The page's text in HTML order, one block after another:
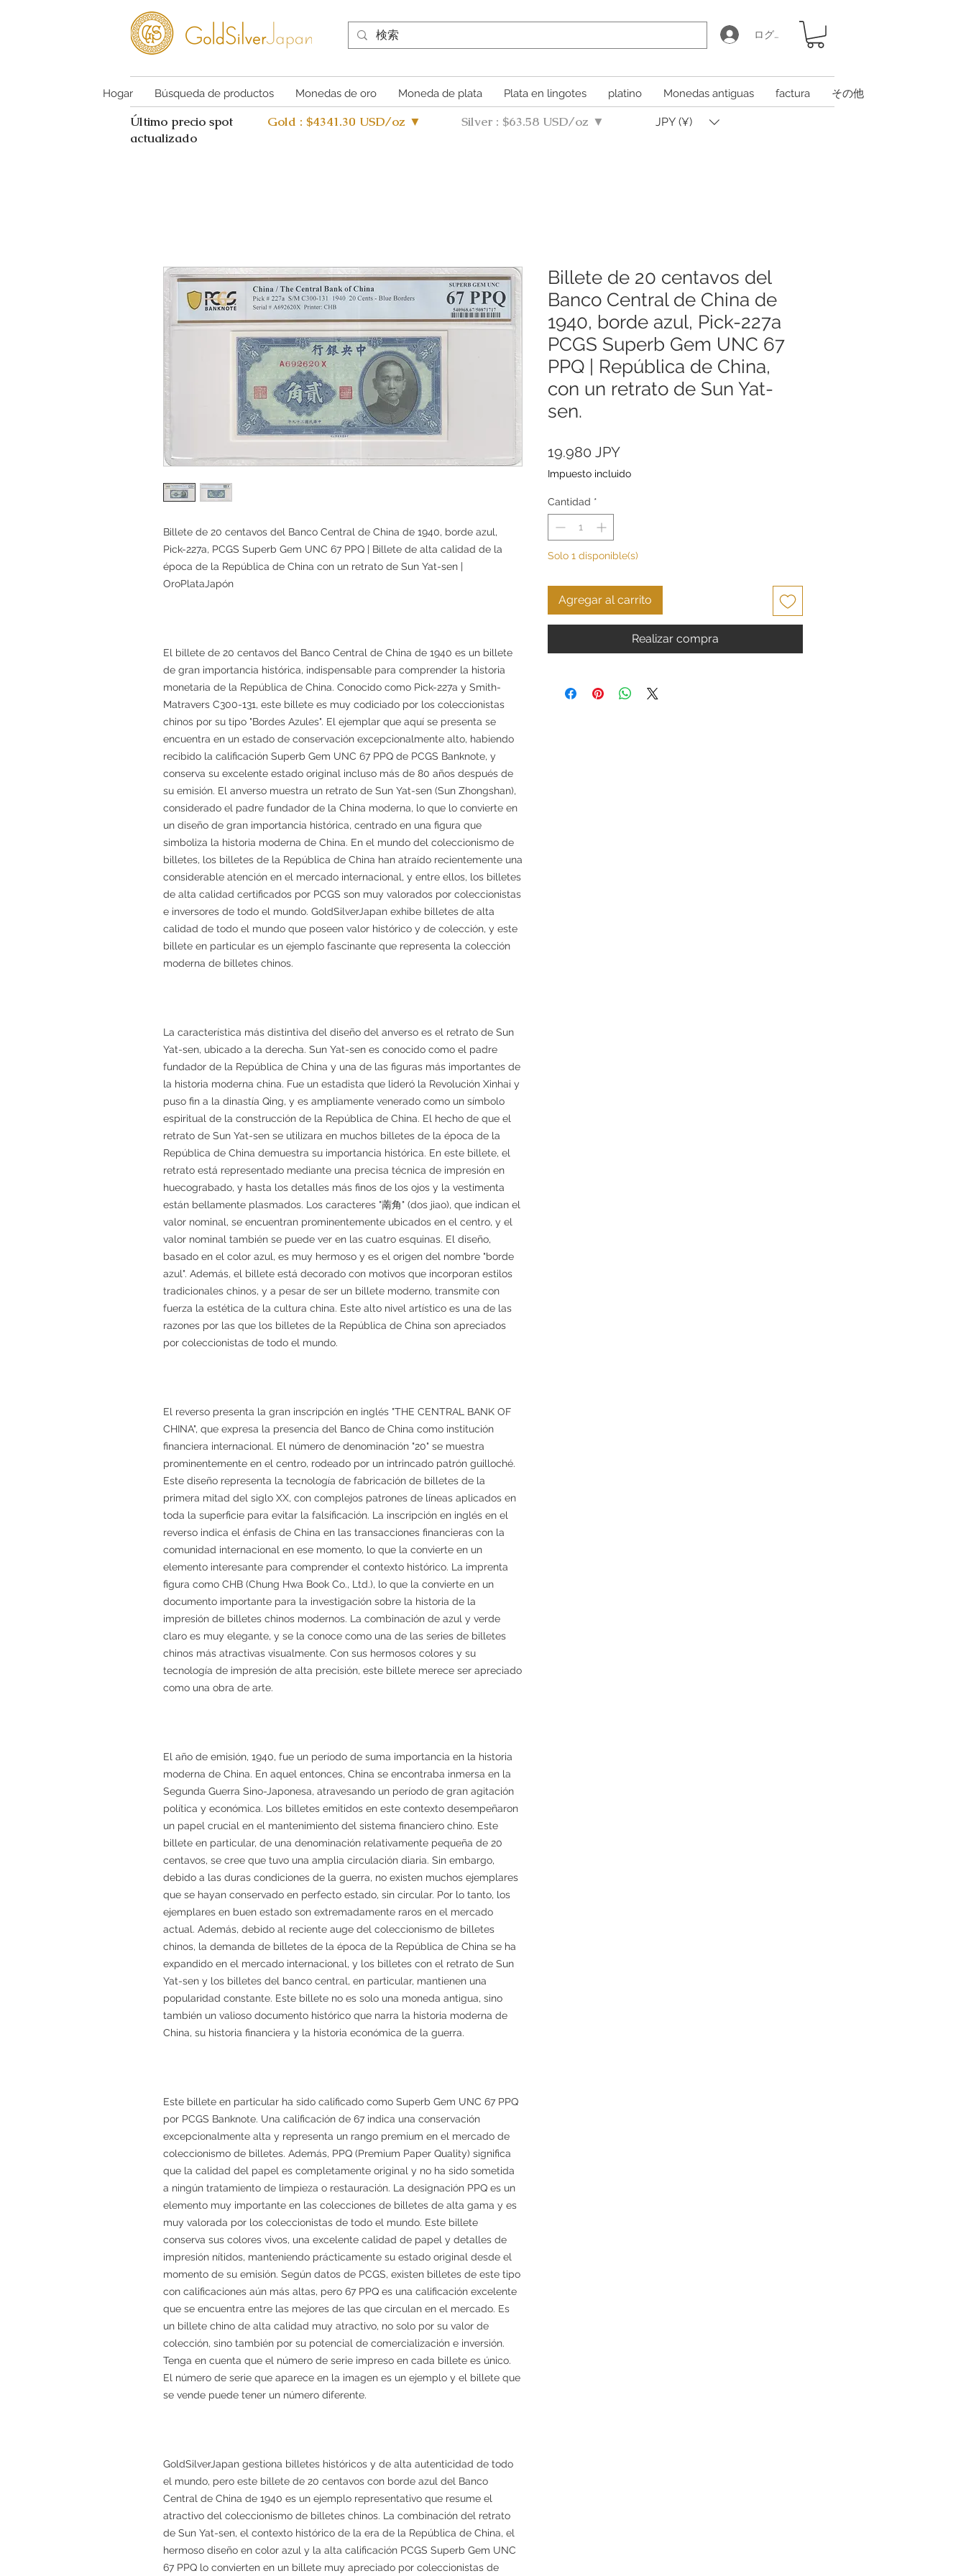
ログイン
Hogar Búsqueda de productos Monedas de oro Moneda de plata Plata en lingotes platino Monedas antiguas factura その他
Último precio spot
actualizado
Gold : $4341.30 USD/oz ▼ Silver : $63.58 USD/oz ▼ JPY (¥)
Billete de 20 centavos del Banco Central de China de 1940, borde azul,
Pick-227a, PCGS Superb Gem UNC 67 PPQ | Billete de alta calidad de la
época de la República de China con un retrato de Sun Yat-sen |
OroPlataJapón
El billete de 20 centavos del Banco Central de China de 1940 es un billete
de gran importancia histórica, indispensable para comprender la historia
monetaria de la República de China. Conocido como Pick-227a y Smith-
Matravers C300-131, este billete es muy codiciado por los coleccionistas
chinos por su tipo "Bordes Azules". El ejemplar que aquí se presenta se
encuentra en un estado de conservación excepcionalmente alto, habiendo
recibido la calificación Superb Gem UNC 67 PPQ de PCGS Banknote, y
conserva su excelente estado original incluso más de 80 años después de
su emisión. El anverso muestra un retrato de Sun Yat-sen (Sun Zhongshan),
considerado el padre fundador de la China moderna, lo que lo convierte en
un diseño de gran importancia histórica, centrado en una figura que
simboliza la historia moderna de China. En el mundo del coleccionismo de
billetes, los billetes de la República de China han atraído recientemente una
considerable atención en el mercado internacional, y entre ellos, los billetes
de alta calidad certificados por PCGS son muy valorados por coleccionistas
e inversores de todo el mundo. GoldSilverJapan exhibe billetes de alta
calidad de todo el mundo que poseen valor histórico y de colección, y este
billete en particular es un ejemplo fascinante que representa la colección
moderna de billetes chinos.
La característica más distintiva del diseño del anverso es el retrato de Sun
Yat-sen, ubicado a la derecha. Sun Yat-sen es conocido como el padre
fundador de la República de China y una de las figuras más importantes de
la historia moderna china. Fue un estadista que lideró la Revolución Xinhai y
puso fin a la dinastía Qing, y es ampliamente venerado como un símbolo
espiritual de la construcción de la República de China. El hecho de que el
retrato de Sun Yat-sen se utilizara en muchos billetes de la época de la
República de China demuestra su importancia histórica. En este billete, el
retrato está representado mediante una precisa técnica de impresión en
huecograbado, y hasta los detalles más finos de los ojos y la vestimenta
están bellamente plasmados. Los caracteres "萳角" (dos jiao), que indican el
valor nominal, se encuentran prominentemente ubicados en el centro, y el
valor nominal también se puede ver en las cuatro esquinas. El diseño,
basado en el color azul, es muy hermoso y es el origen del nombre "borde
azul". Además, el billete está decorado con motivos que incorporan estilos
tradicionales chinos, y a pesar de ser un billete moderno, transmite con
fuerza la estética de la cultura china. Este alto nivel artístico es una de las
razones por las que los billetes de la República de China son apreciados
por coleccionistas de todo el mundo.
El reverso presenta la gran inscripción en inglés "THE CENTRAL BANK OF
CHINA", que expresa la presencia del Banco de China como institución
financiera internacional. El número de denominación "20" se muestra
prominentemente en el centro, rodeado por un intrincado patrón guilloché.
Este diseño representa la tecnología de fabricación de billetes de la
primera mitad del siglo XX, con complejos patrones de líneas aplicados en
toda la superficie para evitar la falsificación. La inscripción en inglés en el
reverso indica el énfasis de China en las transacciones financieras con la
comunidad internacional en ese momento, lo que la convierte en un
elemento interesante para comprender el contexto histórico. La imprenta
figura como CHB (Chung Hwa Book Co., Ltd.), lo que la convierte en un
documento importante para la investigación sobre la historia de la
impresión de billetes chinos modernos. La combinación de azul y verde
claro es muy elegante, y se la conoce como una de las series de billetes
chinos más atractivas visualmente. Con sus hermosos colores y su
tecnología de impresión de alta precisión, este billete merece ser apreciado
como una obra de arte.
El año de emisión, 1940, fue un período de suma importancia en la historia
moderna de China. En aquel entonces, China se encontraba inmersa en la
Segunda Guerra Sino-Japonesa, atravesando un período de gran agitación
política y económica. Los billetes emitidos en este contexto desempeñaron
un papel crucial en el mantenimiento del sistema financiero chino. Este
billete en particular, de una denominación relativamente pequeña de 20
centavos, se cree que tuvo una amplia circulación diaria. Sin embargo,
debido a las duras condiciones de la guerra, no existen muchos ejemplares
que se hayan conservado en perfecto estado, sin circular. Por lo tanto, los
ejemplares en buen estado son extremadamente raros en el mercado
actual. Además, debido al reciente auge del coleccionismo de billetes
chinos, la demanda de billetes de la época de la República de China se ha
expandido en el mercado internacional, y los billetes con el retrato de Sun
Yat-sen y los billetes del banco central, en particular, mantienen una
popularidad constante. Este billete no es solo una moneda antigua, sino
también un valioso documento histórico que narra la historia moderna de
China, su historia financiera y la historia económica de la guerra.
Este billete en particular ha sido calificado como Superb Gem UNC 67 PPQ
por PCGS Banknote. Una calificación de 67 indica una conservación
excepcionalmente alta y representa un rango premium en el mercado de
coleccionismo de billetes. Además, PPQ (Premium Paper Quality) significa
que la calidad del papel es completamente original y no ha sido sometida
a ningún tratamiento de limpieza o restauración. La designación PPQ es un
elemento muy importante en las colecciones de billetes de alta gama y es
muy valorada por los coleccionistas de todo el mundo. Este billete
conserva sus colores vivos, una excelente calidad de papel y detalles de
impresión nítidos, manteniendo prácticamente su estado original desde el
momento de su emisión. Según datos de PCGS, existen billetes de este tipo
con calificaciones aún más altas, pero 67 PPQ es una calificación excelente
que se encuentra entre las mejores de las que circulan en el mercado. Es
un billete chino de alta calidad muy atractivo, no solo por su valor de
colección, sino también por su potencial de comercialización e inversión.
Tenga en cuenta que el número de serie impreso en cada billete es único.
El número de serie que aparece en la imagen es un ejemplo y el billete que
se vende puede tener un número diferente.
GoldSilverJapan gestiona billetes históricos y de alta autenticidad de todo
el mundo, pero este billete de 20 centavos con borde azul del Banco
Central de China de 1940 es un ejemplo representativo que resume el
atractivo del coleccionismo de billetes chinos. La combinación del retrato
de Sun Yat-sen, el contexto histórico de la era de la República de China, el
hermoso diseño en color azul y la alta calificación PCGS Superb Gem UNC
67 PPQ lo convierten en un billete muy apreciado por coleccionistas de
Billete de 20 centavos del
Banco Central de China de
1940, borde azul, Pick-227a
PCGS Superb Gem UNC 67
PPQ | República de China,
con un retrato de Sun Yat-
sen.
19.980 JPYPrecio
Impuesto incluido
Cantidad *
Solo 1 disponible(s)
Agregar al carrito
Realizar compra